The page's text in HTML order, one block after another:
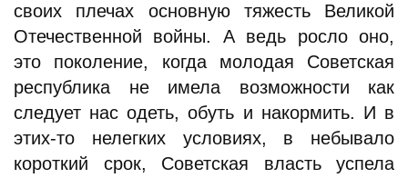
своих плечах основную тяжесть Великой
Отечественной войны. А ведь росло оно,
это поколение, когда молодая Советская
республика не имела возможности как
следует нас одеть, обуть и накормить. И в
этих-то нелегких условиях, в небывало
короткий срок, Советская власть успела